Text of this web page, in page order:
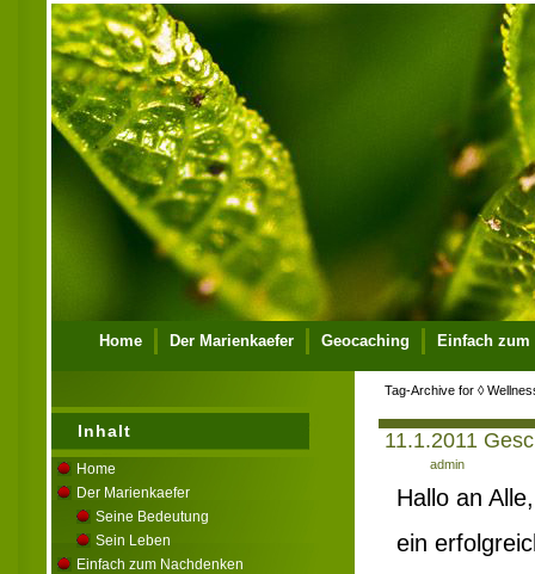
Home Der Marienkaefer Geocaching Einfach zum
Inhalt
Home
Der Marienkaefer
Seine Bedeutung
Sein Leben
Einfach zum Nachdenken
Tag-Archive for ◊
11.1.2011
admin
Hallo an Alle,
ein